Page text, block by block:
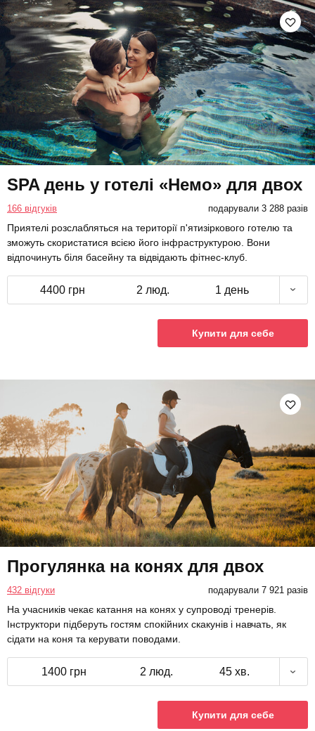
SPA день у готелі «Немо» для двох
166 відгуків подарували 3 288 разів
Приятелі розслабляться на території п'ятизіркового готелю та
зможуть скористатися всією його інфраструктурою. Вони
відпочинуть біля басейну та відвідають фітнес-клуб.
4400 грн 2 люд. 1 день
Купити для себе
Прогулянка на конях для двох
432 відгуки подарували 7 921 разів
На учасників чекає катання на конях у супроводі тренерів.
Інструктори підберуть гостям спокійних скакунів і навчать, як
сідати на коня та керувати поводами.
1400 грн 2 люд. 45 хв.
Купити для себе